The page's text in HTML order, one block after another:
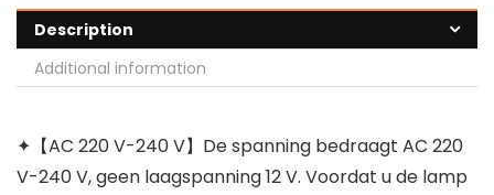
Description
Additional information
✦【AC 220 V-240 V】De spanning bedraagt AC 220
V-240 V, geen laagspanning 12 V. Voordat u de lamp